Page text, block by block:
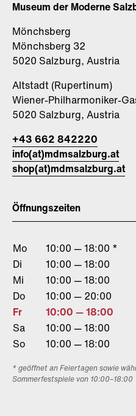
Museum der Moderne
Mönchsberg
Mönchsberg 32
5020 Salzburg, Austria
Altstadt (Rupertinum)
Wiener-Philharmoniker-
5020 Salzburg, Austria
+43 662 842220
info(at)mdmsalzburg.at
shop(at)mdmsalzburg.at
Öffnungszeiten
Mo
10:00 — 18:00 *
Di
10:00 — 18:00
Mi
10:00 — 18:00
Do
10:00 — 20:00
Fr
10:00 — 18:00
Sa
10:00 — 18:00
So
10:00 — 18:00
* geöffnet an Feiertagen sowie
Sommerfestspiele von 10:00–18:00